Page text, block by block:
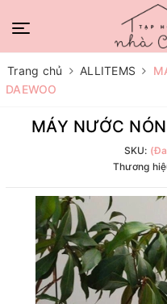
Trang chủ ALLITEMS
DAEWOO
MÁY NƯỚC
SKU:
Thương